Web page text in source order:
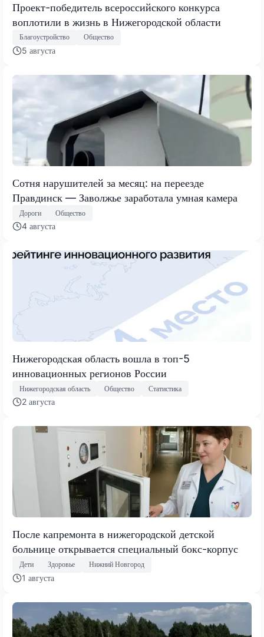
Проект-победитель всероссийского конкурса
воплотили в жизнь в Нижегородской области
Благоустройство Общество
5 августа
Сотня нарушителей за месяц: на переезде
Правдинск — Заволжье заработала умная камера
Дороги Общество
4 августа
Нижегородская область вошла в топ-5
инновационных регионов России
Нижегородская область Общество Статистика
2 августа
После капремонта в нижегородской детской
больнице открывается специальный бокс-корпус
Дети Здоровье Нижний Новгород
1 августа